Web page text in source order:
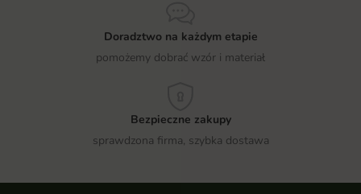
Doradztwo na każdym etapie
pomożemy dobrać wzór i materiał
Bezpieczne zakupy
sprawdzona firma, szybka dostawa